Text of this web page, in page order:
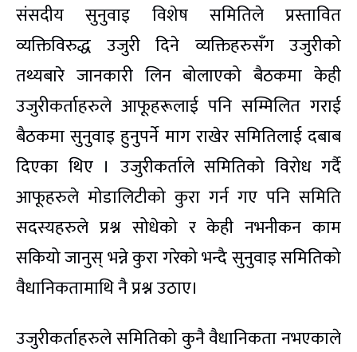
संसदीय सुनुवाइ विशेष समितिले प्रस्तावित
व्यक्तिविरुद्ध उजुरी दिने व्यक्तिहरुसँग उजुरीको
तथ्यबारे जानकारी लिन बोलाएको बैठकमा केही
उजुरीकर्ताहरुले आफूहरूलाई पनि सम्मिलित गराई
बैठकमा सुनुवाइ हुनुपर्ने माग राखेर समितिलाई दबाब
दिएका थिए । उजुरीकर्ताले समितिको विरोध गर्दै
आफूहरुले मोडालिटीको कुरा गर्न गए पनि समिति
सदस्यहरुले प्रश्न सोधेको र केही नभनीकन काम
सकियो जानुस् भन्ने कुरा गरेको भन्दै सुनुवाइ समितिको
वैधानिकतामाथि नै प्रश्न उठाए।
उजुरीकर्ताहरुले समितिको कुनै वैधानिकता नभएकाले